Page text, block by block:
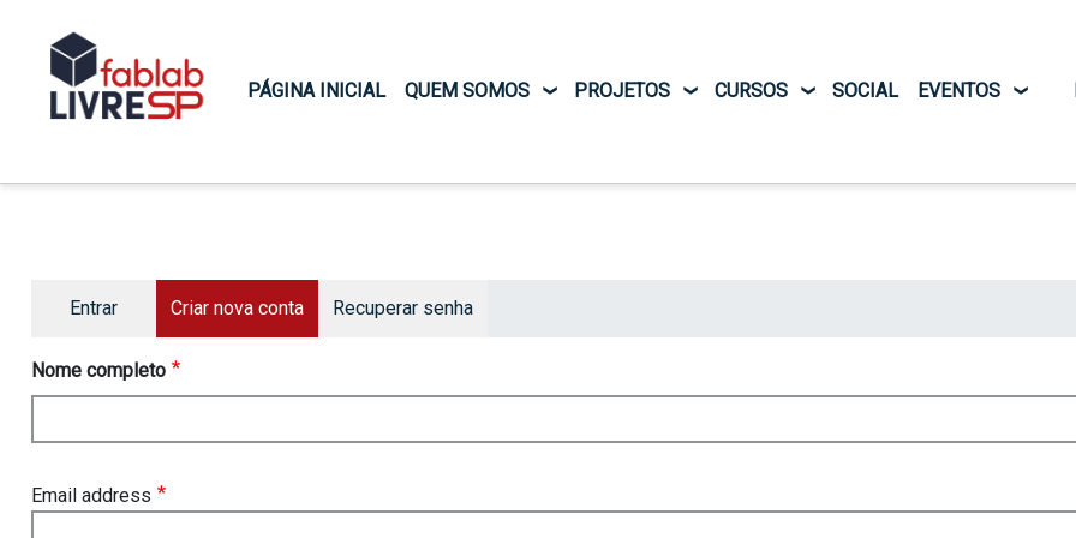
Main navigation
PÁGINA INICIAL QUEM SOMOS PROJETOS CURSOS SOCIAL EVENTOS
Primary tabs
Entrar Criar nova conta Recuperar senha
Nome completo
Email address